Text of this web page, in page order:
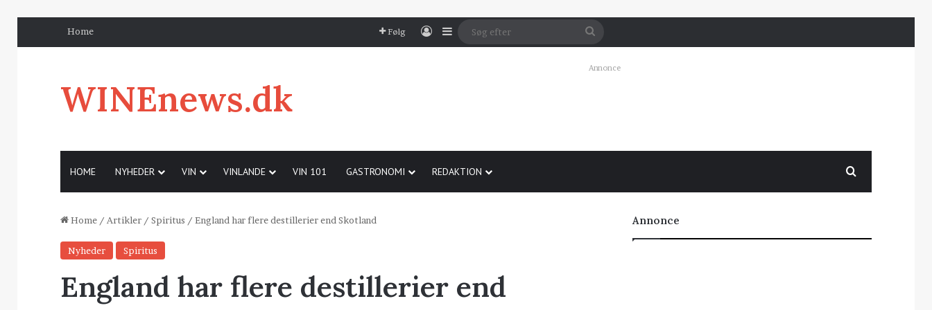
Home Følg Log InSidebar
Søg
WINEnews.dk
Annonce
HOME NYHEDER VIN VINLANDE VIN 101 GASTRONOMI REDAKTION Søg efter
Home / Artikler / Spiritus / England har flere destillerier end Skotland
Nyheder Spiritus
England har flere destillerier end
Annonce